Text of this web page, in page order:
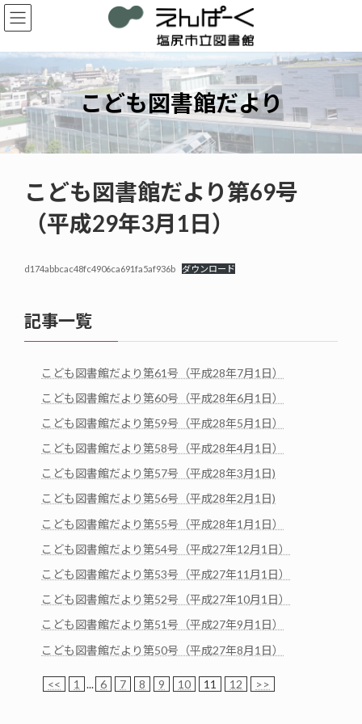
コ
ン
ン
ツ
へ
ス
キ
ッ
プ
ナ
ビ
ー
シ
ョ
ン
に
移
動
こども図書館だより
こども図書館だより第69号
（平成29年3月1日）
d174abbcac48fc4906ca691fa5af936b ダウンロード
記事一覧
こども図書館だより第61号（平成28年7月1日）
こども図書館だより第60号（平成28年6月1日）
こども図書館だより第59号（平成28年5月1日）
こども図書館だより第58号（平成28年4月1日）
こども図書館だより第57号（平成28年3月1日)
こども図書館だより第56号（平成28年2月1日)
こども図書館だより第55号（平成28年1月1日）
こども図書館だより第54号（平成27年12月1日）
こども図書館だより第53号（平成27年11月1日）
こども図書館だより第52号（平成27年10月1日）
こども図書館だより第51号（平成27年9月1日）
こども図書館だより第50号（平成27年8月1日）
<< 1 ... 6 7 8 9 10 11 12 >>